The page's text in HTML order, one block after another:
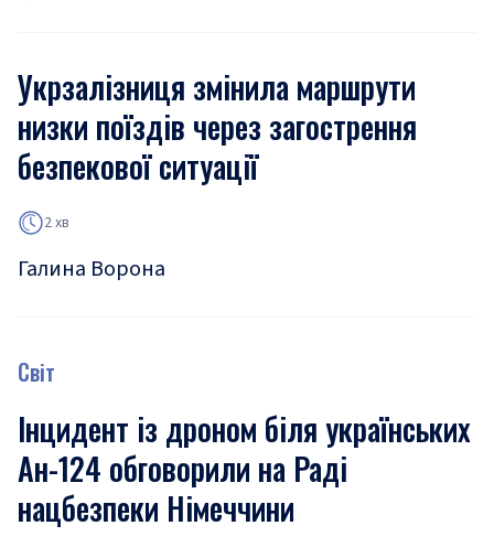
Укрзалізниця змінила маршрути
низки поїздів через загострення
безпекової ситуації
2 хв
Галина Ворона
Світ
Інцидент із дроном біля українських
Ан-124 обговорили на Раді
нацбезпеки Німеччини